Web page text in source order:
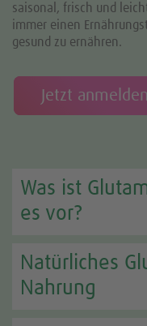
saisonal, frisch und
immer einen
gesund zu ernähren.
Jetzt anmelden
Was ist
es vor?
Natürliches
Nahrung